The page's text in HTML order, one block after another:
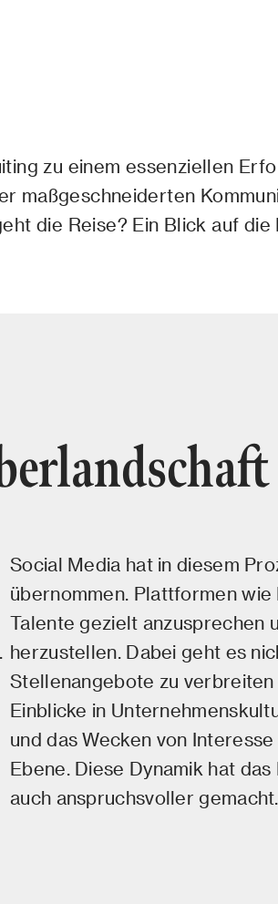
zu einem essenziellen
maßgeschneiderten
die Reise? Ein Blick auf
Social Media hat in diesem
übernommen. Plattformen
Talente gezielt anzusprechen
herzustellen. Dabei geht es
Stellenangebote zu
Einblicke in
und das Wecken von
Ebene. Diese Dynamik hat
auch anspruchsvoller gemacht.